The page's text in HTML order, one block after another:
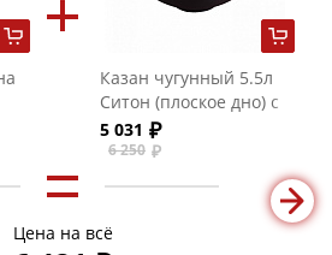
Казан чугунный 5.5л
Ситон (плоское дно) с
чугунной крышкой
5 031
6 250
Цена на всё